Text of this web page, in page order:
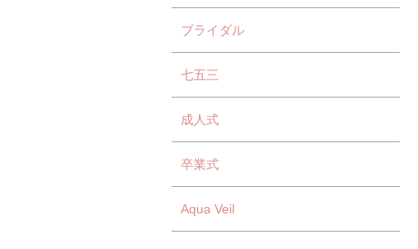
ブライダル
七五三
成人式
卒業式
Aqua Veil